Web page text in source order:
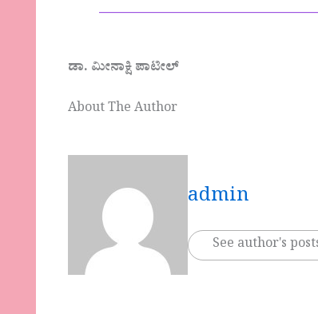
ಡಾ. ಮೀನಾಕ್ಷಿ ಪಾಟೀಲ್
About The Author
admin
See author's